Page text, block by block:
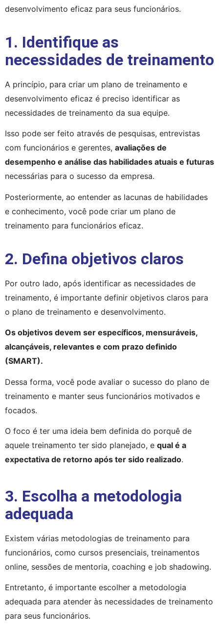
desenvolvimento eficaz para seus funcionários.
1. Identifique as
necessidades de treinamento
A princípio, para criar um plano de treinamento e
desenvolvimento eficaz é preciso identificar as
necessidades de treinamento da sua equipe.
Isso pode ser feito através de pesquisas, entrevistas
com funcionários e gerentes, avaliações de
desempenho e análise das habilidades atuais e futuras
necessárias para o sucesso da empresa.
Posteriormente, ao entender as lacunas de habilidades
e conhecimento, você pode criar um plano de
treinamento para funcionários eficaz.
2. Defina objetivos claros
Por outro lado, após identificar as necessidades de
treinamento, é importante definir objetivos claros para
o plano de treinamento e desenvolvimento.
Os objetivos devem ser específicos, mensuráveis,
alcançáveis, relevantes e com prazo definido
(SMART).
Dessa forma, você pode avaliar o sucesso do plano de
treinamento e manter seus funcionários motivados e
focados.
O foco é ter uma ideia bem definida do porquê de
aquele treinamento ter sido planejado, e qual é a
expectativa de retorno após ter sido realizado.
3. Escolha a metodologia
adequada
Existem várias metodologias de treinamento para
funcionários, como cursos presenciais, treinamentos
online, sessões de mentoria, coaching e job shadowing.
Entretanto, é importante escolher a metodologia
adequada para atender às necessidades de treinamento
para seus funcionários.